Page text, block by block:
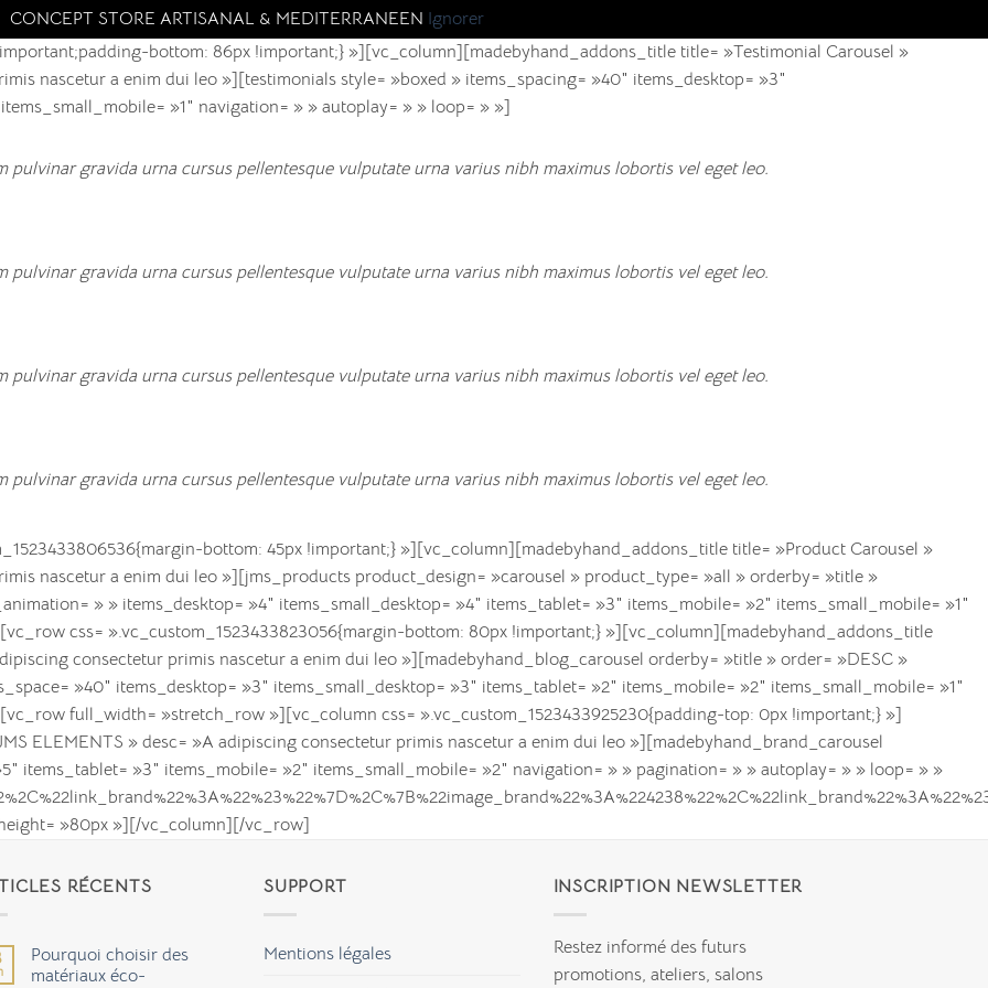
CONCEPT STORE ARTISANAL & MEDITERRANEEN Ignorer
bottom: 86px !important;} »][vc_column][madebyhand_addons_title title= »Testimonial Carousel »
nascetur a enim dui leo »][testimonials style= »boxed » items_spacing= »40″ items_desktop= »3″
»1″ navigation= » » autoplay= » » loop= » »]
pulvinar gravida urna cursus pellentesque vulputate urna varius nibh maximus lobortis vel eget leo.
pulvinar gravida urna cursus pellentesque vulputate urna varius nibh maximus lobortis vel eget leo.
pulvinar gravida urna cursus pellentesque vulputate urna varius nibh maximus lobortis vel eget leo.
pulvinar gravida urna cursus pellentesque vulputate urna varius nibh maximus lobortis vel eget leo.
bottom: 45px !important;} »][vc_column][madebyhand_addons_title title= »Product Carousel »
nascetur a enim dui leo »][jms_products product_design= »carousel » product_type= »all » orderby= »title »
» » items_desktop= »4″ items_small_desktop= »4″ items_tablet= »3″ items_mobile= »2″ items_small_mobile= »1″
css= ».vc_custom_1523433823056{margin-bottom: 80px !important;} »][vc_column][madebyhand_addons_title
consectetur primis nascetur a enim dui leo »][madebyhand_blog_carousel orderby= »title » order= »DESC »
»40″ items_desktop= »3″ items_small_desktop= »3″ items_tablet= »2″ items_mobile= »2″ items_small_mobile= »1″
full_width= »stretch_row »][vc_column css= ».vc_custom_1523433925230{padding-top: 0px !important;} »]
ELEMENTS » desc= »A adipiscing consectetur primis nascetur a enim dui leo »][madebyhand_brand_carousel
items_tablet= »3″ items_mobile= »2″ items_small_mobile= »2″ navigation= » » pagination= » » autoplay= » » loop= » »
»80px »][/vc_column][/vc_row]
RÉCENTS
Pourquoi choisir des
matériaux éco-
SUPPORT
Mentions légales
INSCRIPTION NEWSLETTER
Restez informé des futurs
promotions, ateliers, salons